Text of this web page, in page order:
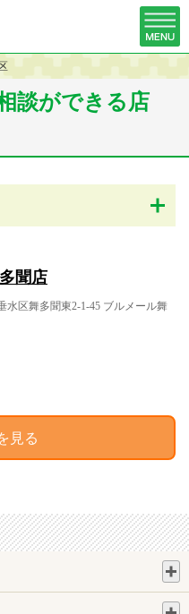
談ができる店
聞店
水区舞多聞東2-1-45 ブルメール舞
見る